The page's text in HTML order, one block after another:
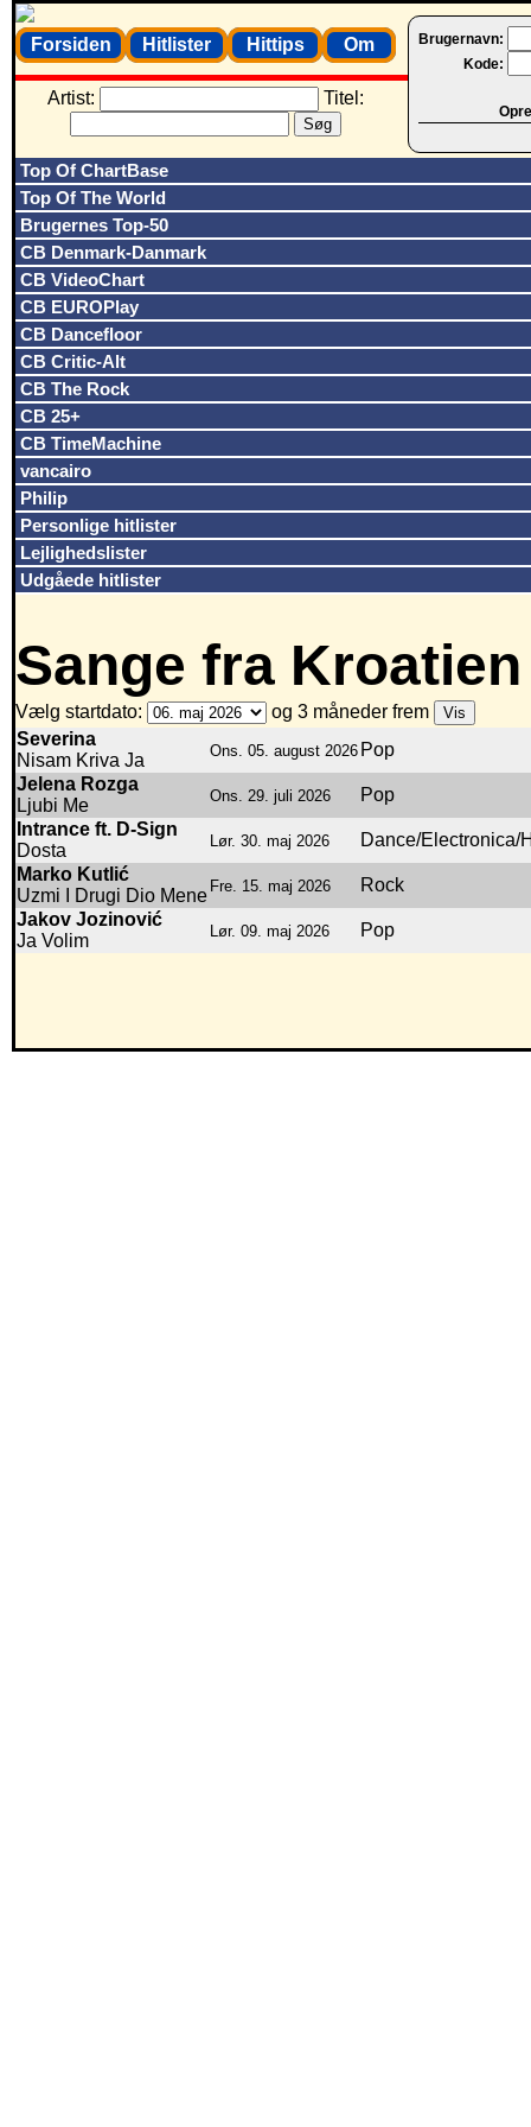
Brugernavn:
Kode:
Forsiden Hitlister Hittips Om
Artist: Titel:
Top Of ChartBase
Top Of The World
Brugernes Top-50
CB Denmark-Danmark
CB VideoChart
CB EUROPlay
CB Dancefloor
CB Critic-Alt
CB The Rock
CB 25+
CB TimeMachine
vancairo
Philip
Personlige hitlister
Lejlighedslister
Udgåede hitlister
Sange fra Kroatien
Vælg startdato:
og 3 måneder frem
Severina
Nisam Kriva Ja
Ons. 05. august 2026 Pop
Jelena Rozga
Ljubi Me
Ons. 29. juli 2026
Pop
Intrance ft. D-Sign
Dosta
Lør. 30. maj 2026
Dance/Electronica/
Marko Kutlić
Uzmi I Drugi Dio Mene Fre. 15. maj 2026
Rock
Jakov Jozinović
Ja Volim
Lør. 09. maj 2026 Pop